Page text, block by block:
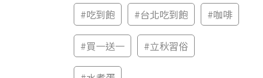
#吃到飽 #台北吃到飽 #咖啡
#買一送一 #立秋習俗